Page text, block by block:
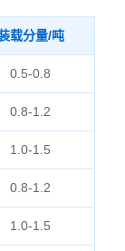
载分量/吨
0.5-0.8
0.8-1.2
1.0-1.5
0.8-1.2
1.0-1.5